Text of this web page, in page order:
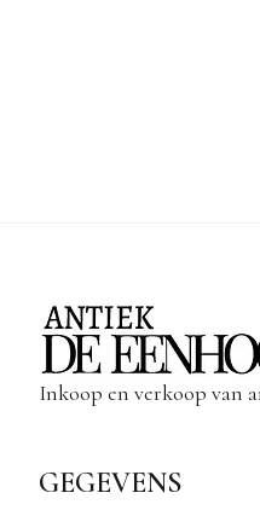
Inkoop en verkoop van
GEGEVENS